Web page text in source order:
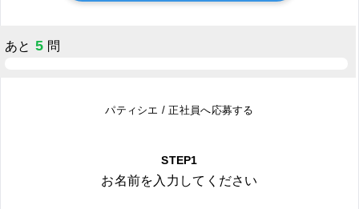
あと 5 問
パティシエ / 正社員へ応募する
STEP1
お名前を入力してください